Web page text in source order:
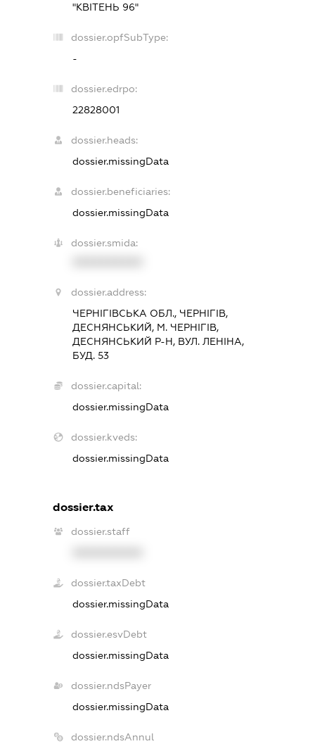
"КВІТЕНЬ 96"
dossier.opfSubType:
-
dossier.edrpo:
22828001
dossier.heads:
dossier.missingData
dossier.beneficiaries:
dossier.missingData
dossier.smida:
dossier.address:
ЧЕРНІГІВСЬКА ОБЛ., ЧЕРНІГІВ,
ДЕСНЯНСЬКИЙ, М. ЧЕРНІГІВ,
ДЕСНЯНСЬКИЙ Р-Н, ВУЛ. ЛЕНІНА,
БУД. 53
dossier.capital:
dossier.missingData
dossier.kveds:
dossier.missingData
dossier.tax
dossier.staff
dossier.taxDebt
dossier.missingData
dossier.esvDebt
dossier.missingData
dossier.ndsPayer
dossier.missingData
dossier.ndsAnnul